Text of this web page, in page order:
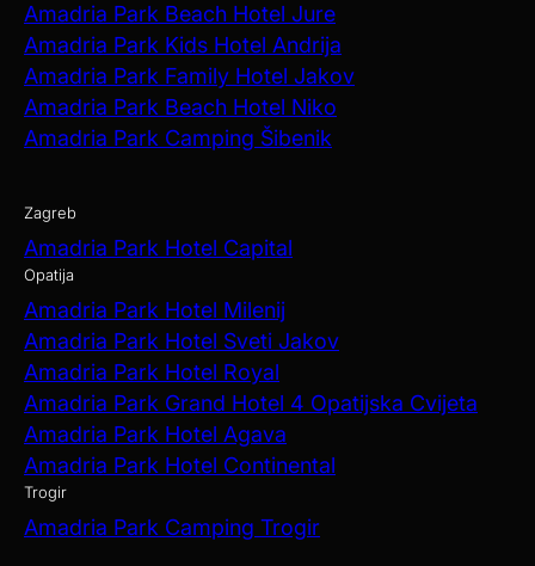
Amadria Park Beach Hotel Jure
Amadria Park Kids Hotel Andrija
Amadria Park Family Hotel Jakov
Amadria Park Beach Hotel Niko
Amadria Park Camping Šibenik
Zagreb
Amadria Park Hotel Capital
Opatija
Amadria Park Hotel Milenij
Amadria Park Hotel Sveti Jakov
Amadria Park Hotel Royal
Amadria Park Grand Hotel 4 Opatijska Cvijeta
Amadria Park Hotel Agava
Amadria Park Hotel Continental
Trogir
Amadria Park Camping Trogir